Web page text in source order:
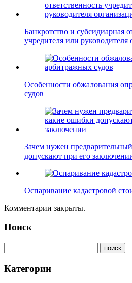
Банкротство и субсидиарная
учредителя или руководителя
Особенности обжалования
судов
Зачем нужен
допускают при его
Оспаривание кадастровой
Комментарии закрыты.
Поиск
Категории